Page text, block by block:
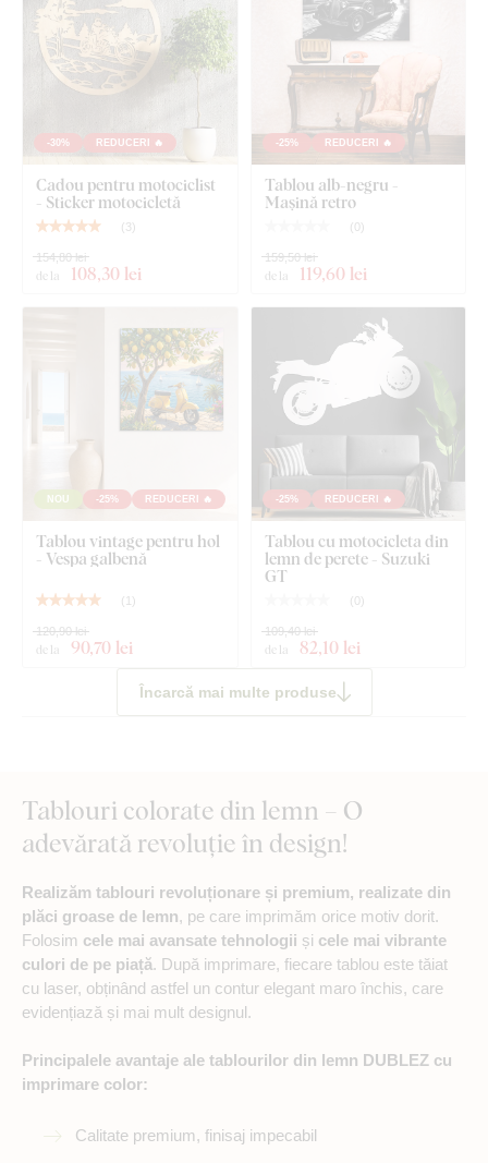
-30% REDUCERI 🔥
Cadou pentru motociclist
- Sticker motocicletă
( 3)
de la 108,30 lei
154,80 lei
-25% REDUCERI 🔥
Tablou alb-negru -
Mașină retro
( 0)
de la 119,60 lei
159,50 lei
NOU -25% REDUCERI 🔥
Tablou vintage pentru hol
- Vespa galbenă
( 1 )
de la 90,70 lei
120,90 lei
-25% REDUCERI 🔥
Tablou cu motocicleta din
lemn de perete - Suzuki
GT
( 0)
de la 82,10 lei
109,40 lei
Încarcă mai multe produse
Tablouri colorate din lemn – O
adevărată revoluție în design!
Realizăm tablouri revoluționare și premium, realizate din
plăci groase de lemn, pe care imprimăm orice motiv dorit.
Folosim cele mai avansate tehnologii și cele mai vibrante
culori de pe piață. După imprimare, fiecare tablou este tăiat
cu laser, obținând astfel un contur elegant maro închis, care
evidențiază și mai mult designul.
Principalele avantaje ale tablourilor din lemn DUBLEZ cu
imprimare color:
Calitate premium, finisaj impecabil